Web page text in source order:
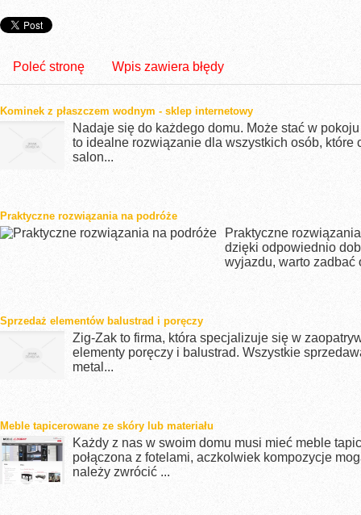
Poleć stronę Wpis zawiera błędy
Kominek z płaszczem wodnym - sklep internetowy
Nadaje się do każdego domu. Może stać w
to idealne rozwiązanie dla wszystkich osób,
salon...
Praktyczne rozwiązania na podróże
Praktyczne
dzięki odpowiednio
wyjazdu, warto zadbać
Sprzedaż elementów balustrad i poręczy
Zig-Zak to firma, która specjalizuje się w
elementy poręczy i balustrad. Wszystkie
metal...
Meble tapicerowane ze skóry lub materiału
Każdy z nas w swoim domu musi mieć meble
połączona z fotelami, aczkolwiek kompozycje
należy zwrócić ...